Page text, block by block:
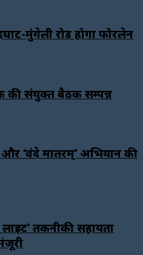
मुंगेली रोड होगा फोरलेन
संयुक्त बैठक सम्पन्न
और ‘वंदे मातरम्’ अभियान की
तकनीकी सहायता